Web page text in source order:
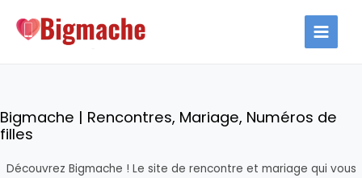
MAIN
Bigmache | Rencontres, Mariage, Numéros de
filles
Découvrez Bigmache ! Le site de rencontre et mariage qui vous